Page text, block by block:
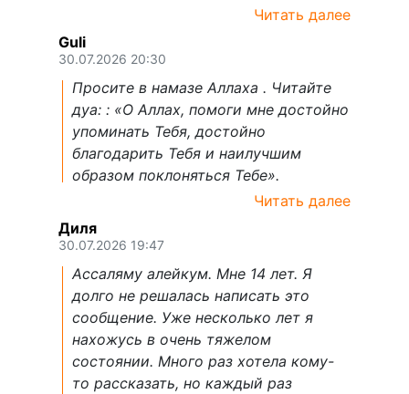
Читать далее
Guli
30.07.2026 20:30
Просите в намазе Аллаха . Читайте
дуа: : «О Аллах, помоги мне достойно
упоминать Тебя, достойно
благодарить Тебя и наилучшим
образом поклоняться Тебе».
Читать далее
Диля
30.07.2026 19:47
Ассаляму алейкум. Мне 14 лет. Я
долго не решалась написать это
сообщение. Уже несколько лет я
нахожусь в очень тяжелом
состоянии. Много раз хотела кому-
то рассказать, но каждый раз